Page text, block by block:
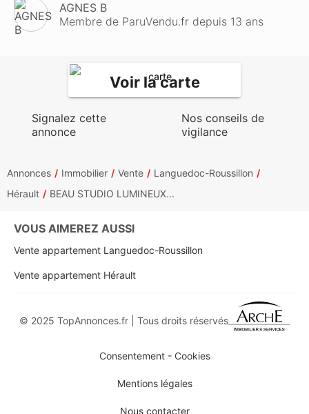
AGNES B
Membre de ParuVendu.fr depuis 13 ans
Voir la carte
Signalez cette
annonce
Nos conseils de
vigilance
Annonces Immobilier Vente
Languedoc-Roussillon
Hérault
BEAU STUDIO LUMINEUX...
VOUS AIMEREZ AUSSI
Vente appartement Languedoc-Roussillon
Vente appartement Hérault
© 2025 TopAnnonces.fr | Tous droits réservés
Consentement - Cookies
Mentions légales
Nous contacter